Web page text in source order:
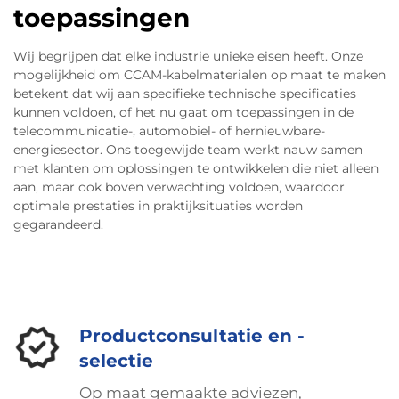
Bijzonder nuttig is de natuurlijke buigzaamheid
van CCA: installateurs kunnen deze kabels vrij
strak buigen, tot vier keer hun eigen diameter,
zonder dat de signaalqualiteit daaronder lijdt. Dit
is handig bij het werken rond smalle hoeken in
bestaande gebouwen of bij het door kleine
wandruimten persen van kabels. En laten we ook
niet de kostenaspecten vergeten: volgens
gegevens van het ICPC uit 2023 bedragen de
besparingen op materiaalkosten alleen al
duurzaam moeten blijven.
Professionele audio- en RF-
toepassingen
Wij begrijpen dat elke industrie unieke eisen heeft. Onze
mogelijkheid om CCAM-kabelmaterialen op maat te maken
betekent dat wij aan specifieke technische specificaties
kunnen voldoen, of het nu gaat om toepassingen in de
telecommunicatie-, automobiel- of hernieuwbare-
energiesector. Ons toegewijde team werkt nauw samen
met klanten om oplossingen te ontwikkelen die niet alleen
aan, maar ook boven verwachting voldoen, waardoor
optimale prestaties in praktijksituaties worden
gegarandeerd.
Productconsultatie en -
selectie
Op maat gemaakte adviezen,